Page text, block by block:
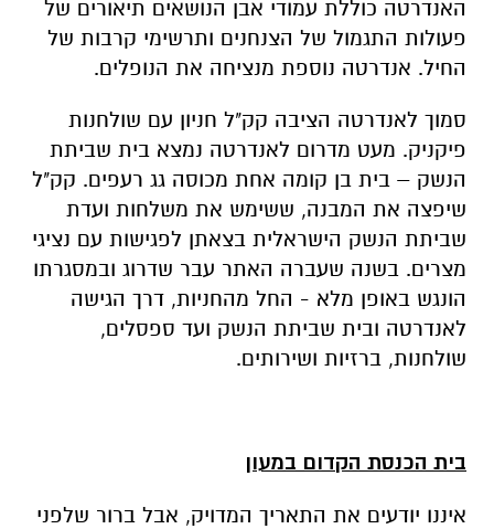
האנדרטה כוללת עמודי אבן הנושאים תיאורים של
פעולות התגמול של הצנחנים ותרשימי קרבות של
החיל. אנדרטה נוספת מנציחה את הנופלים.
סמוך לאנדרטה הציבה קק"ל חניון עם שולחנות
פיקניק. מעט מדרום לאנדרטה נמצא בית שביתת
הנשק – בית בן קומה אחת מכוסה גג רעפים. קק"ל
שיפצה את המבנה, ששימש את משלחות ועדת
שביתת הנשק הישראלית בצאתן לפגישות עם נציגי
מצרים. בשנה שעברה האתר עבר שדרוג ובמסגרתו
הונגש באופן מלא - החל מהחניות, דרך הגישה
לאנדרטה ובית שביתת הנשק ועד ספסלים,
שולחנות, ברזיות ושירותים.
בית הכנסת הקדום במעון
איננו יודעים את התאריך המדויק, אבל ברור שלפני